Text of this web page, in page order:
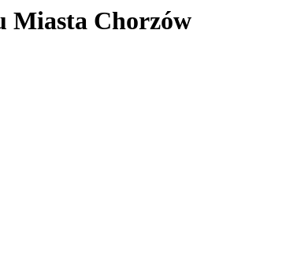
Miasta Chorzów